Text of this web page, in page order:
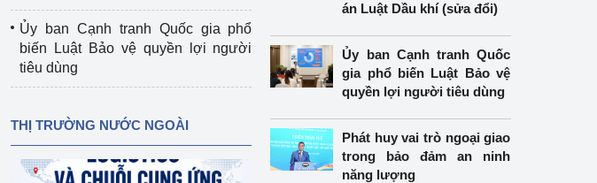
lao
hoạt
điện
Ủy ban Cạnh tranh Quốc gia phổ
biến Luật Bảo vệ quyền lợi người
tiêu dùng
THỊ TRƯỜNG NƯỚC NGOÀI
án Luật Dầu khí (sửa đổi)
Ủy ban Cạnh tranh Quốc
gia phổ biến Luật Bảo vệ
quyền lợi người tiêu dùng
Phát huy vai trò ngoại giao
trong bảo đảm an ninh
năng lượng